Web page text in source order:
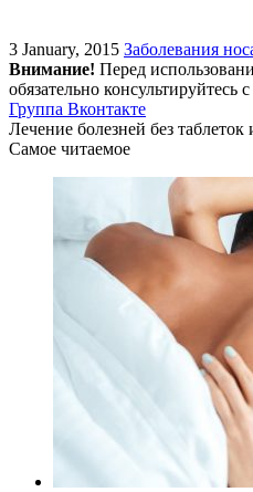
3 January, 2015 Заболевания
Внимание! Перед
обязательно
Группа Вконтакте
Лечение болезней без таблеток
Самое читаемое